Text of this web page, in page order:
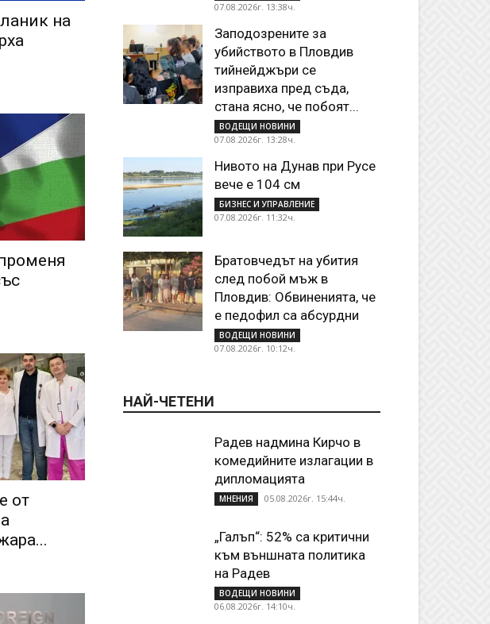
на
от
07.08.2026г. 13:38ч.
Заподозрените за
убийството в Пловдив
тийнейджъри се
изправиха пред съда,
стана ясно, че побоят...
ВОДЕЩИ НОВИНИ
07.08.2026г. 13:28ч.
Нивото на Дунав при Русе
вече е 104 см
БИЗНЕС И УПРАВЛЕНИЕ
07.08.2026г. 11:32ч.
Братовчедът на убития
след побой мъж в
Пловдив: Обвиненията, че
е педофил са абсурдни
ВОДЕЩИ НОВИНИ
07.08.2026г. 10:12ч.
НАЙ-ЧЕТЕНИ
Радев надмина Кирчо в
комедийните излагации в
дипломацията
МНЕНИЯ 05.08.2026г. 15:44ч.
„Галъп“: 52% са критични
към външната политика
на Радев
ВОДЕЩИ НОВИНИ
06.08.2026г. 14:10ч.